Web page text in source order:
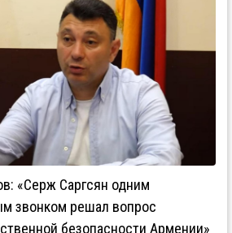
«Серж Саргсян одним
звонком решал вопрос
безопасности Армении»